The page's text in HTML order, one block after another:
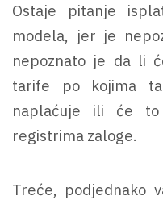
Ostaje pitanje
modela, jer je
nepoznato je da li
tarife po kojima
naplaćuje ili će
registrima zaloge.
Treće, podjednako